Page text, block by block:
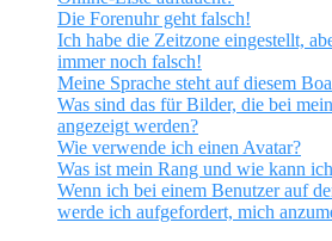
Die Forenuhr geht falsch!
Ich habe die Zeitzone eingestellt,
immer noch falsch!
Meine Sprache steht auf diesem
Was sind das für Bilder, die bei
angezeigt werden?
Wie verwende ich einen Avatar?
Was ist mein Rang und wie kann
Wenn ich bei einem Benutzer auf
werde ich aufgefordert, mich